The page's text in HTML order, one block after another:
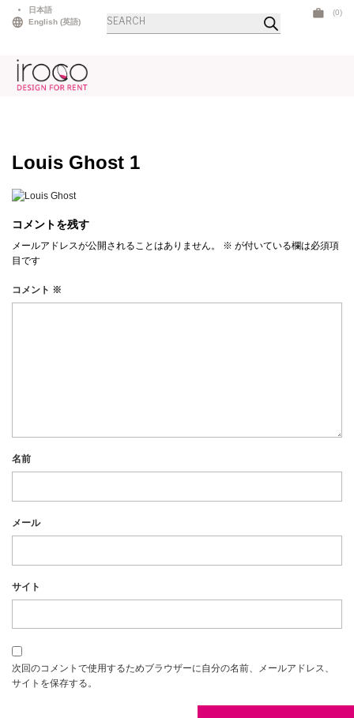
日本語
English (英語)
商
品
(0)
Louis Ghost 1
コメントを残す
メールアドレスが公開されることはありません。 ※ が付いている欄は必須項
目です
コメント ※
名前
メール
サイト
次回のコメントで使用するためブラウザーに自分の名前、メールアドレス、
サイトを保存する。